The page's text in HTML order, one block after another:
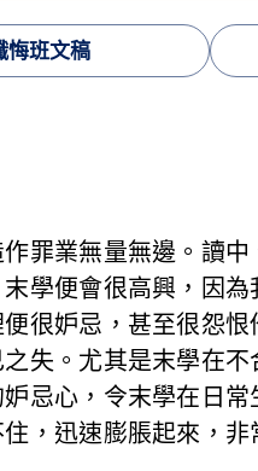
悔班文稿
罪業無量無邊。讀
學便會很高興，因
很妒忌，甚至很怨
失。尤其是末學在
忌心，令末學在日
，迅速膨脹起來，非